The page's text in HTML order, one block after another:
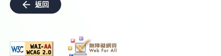
返回